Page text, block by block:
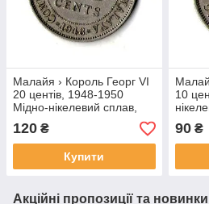
Малайя › Король Георг VI
20 центів, 1948-1950
Мідно-нікелевий сплав,
5.65g, ø 23.6mm №3056
120 ₴
Купити
10
90₴
Акційні пропозиції та новинки